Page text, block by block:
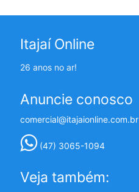
Itajaí Online
26 anos no ar!
Anuncie conosco
comercial@itajaionline.com.br
(47) 3065-1094
Veja também: